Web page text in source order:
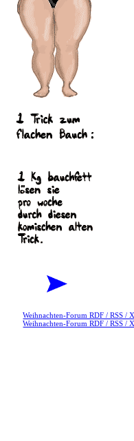
Weihnachten-Forum RDF / RSS /
Weihnachten-Forum RDF / RSS /